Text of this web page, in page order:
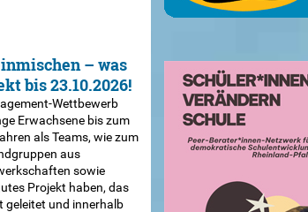
– was
bis 23.10.2026!
Wettbewerb
Erwachsene bis zum
als Teams, wie zum
aus
sowie
Projekt haben, das
geleitet und innerhalb